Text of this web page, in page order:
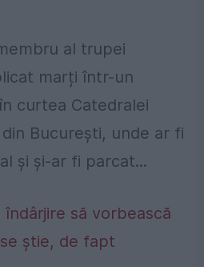
al trupei
marți într-un
curtea Catedralei
București, unde ar fi
și și-ar fi parcat...